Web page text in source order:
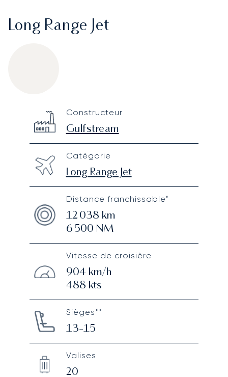
Long Range Jet
Technical specifications
Constructeur
Gulfstream
Catégorie
Long Range Jet
Distance franchissable*
12 038 km
6 500 NM
Vitesse de croisière
904km/h
488 kts
Sièges**
13-15
Valises
20